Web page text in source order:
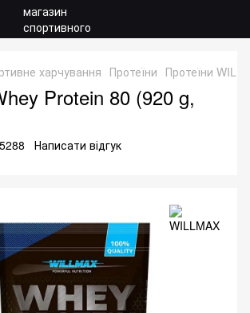
харчування Протеїни Протеїни
Protein 80 (920 g,
Написати відгук